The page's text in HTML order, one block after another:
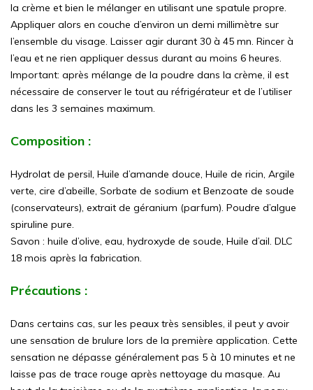
la crème et bien le mélanger en utilisant une spatule propre.
Appliquer alors en couche d’environ un demi millimètre sur
l’ensemble du visage. Laisser agir durant 30 à 45 mn. Rincer à
l’eau et ne rien appliquer dessus durant au moins 6 heures.
Important: après mélange de la poudre dans la crème, il est
nécessaire de conserver le tout au réfrigérateur et de l’utiliser
dans les 3 semaines maximum.
Composition :
Hydrolat de persil, Huile d’amande douce, Huile de ricin, Argile
verte, cire d’abeille, Sorbate de sodium et Benzoate de soude
(conservateurs), extrait de géranium (parfum). Poudre d’algue
spiruline pure.
Savon : huile d’olive, eau, hydroxyde de soude, Huile d’ail. DLC
18 mois après la fabrication.
Précautions :
Dans certains cas, sur les peaux très sensibles, il peut y avoir
une sensation de brulure lors de la première application. Cette
sensation ne dépasse généralement pas 5 à 10 minutes et ne
laisse pas de trace rouge après nettoyage du masque. Au